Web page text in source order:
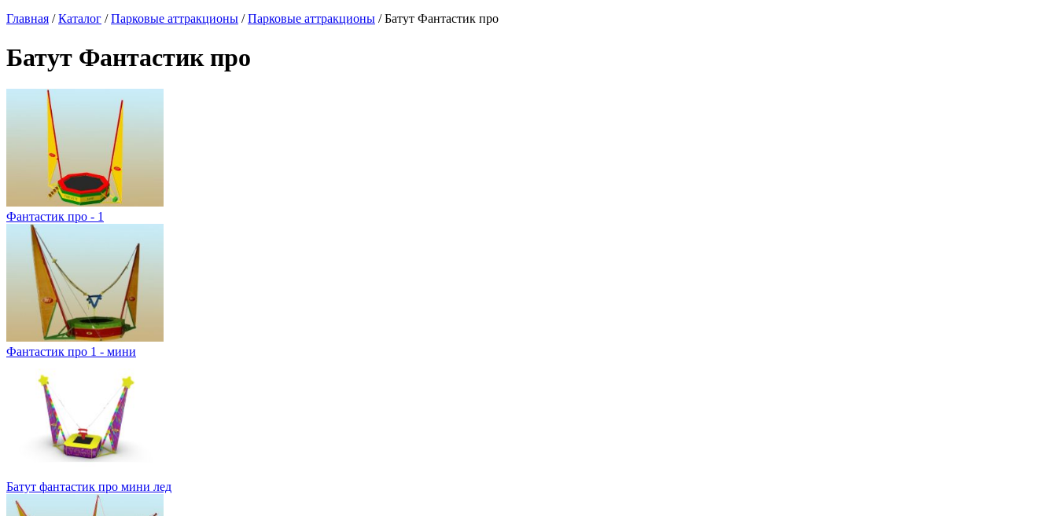
Главная /Каталог /Парковые аттракционы /Парковые аттракционы / Батут Фантастик про
Батут Фантастик про
Фантастик про - 1
Фантастик про 1 - мини
Батут фантастик про мини лед